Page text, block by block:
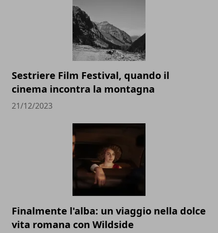
Sestriere Film Festival, quando il
cinema incontra la montagna
21/12/2023
Finalmente l'alba: un viaggio nella dolce
vita romana con Wildside